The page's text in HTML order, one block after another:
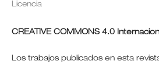
Licencia
CREATIVE COMMONS 4.0
Los trabajos publicados en esta